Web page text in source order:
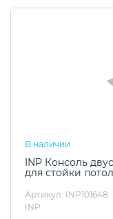
В наличии
INP Консоль
для стойки
Артикул: INP101648
INP